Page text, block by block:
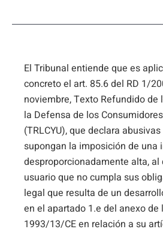
El Tribunal entiende que es
concreto el art. 85.6 del RD 1/
noviembre, Texto Refundido de
la Defensa de los
(TRLCYU), que declara
supongan la imposición de una
desproporcionadamente alta,
usuario que no cumpla sus
legal que resulta de un
en el apartado 1.e del anexo de
1993/13/CE en relación a su